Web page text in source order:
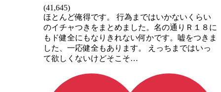
(41,645)
ほとんど俺得です。 行為まではいかないくらい
のイチャつきをまとめました。名の通りＲ１８に
もド健全にもなりきれない何かです。嘘をつきま
した、一応健全もあります。 えっちまではいっ
て欲しくないけどそこそ…